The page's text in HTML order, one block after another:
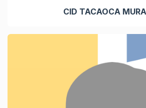
CID TACAOCA